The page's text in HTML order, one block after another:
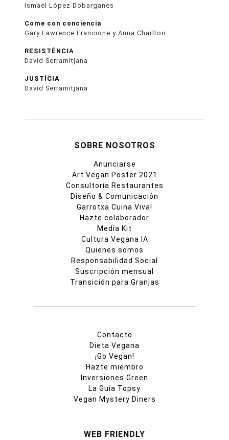
Ismael López Dobarganes
Come con conciencia
Gary Lawrence Francione y Anna Charlton
RESISTÈNCIA
David Serramitjana
JUSTÍCIA
David Serramitjana
SOBRE NOSOTROS
Anunciarse
Art Vegan Poster 2021
Consultoría Restaurantes
Diseño & Comunicación
Garrotxa Cuina Viva!
Hazte colaborador
Media Kit
Cultura Vegana IA
Quienes somos
Responsabilidad Social
Suscripción mensual
Transición para Granjas
Contacto
Dieta Vegana
¡Go Vegan!
Hazte miembro
Inversiones Green
La Guía Topsy
Vegan Mystery Diners
WEB FRIENDLY